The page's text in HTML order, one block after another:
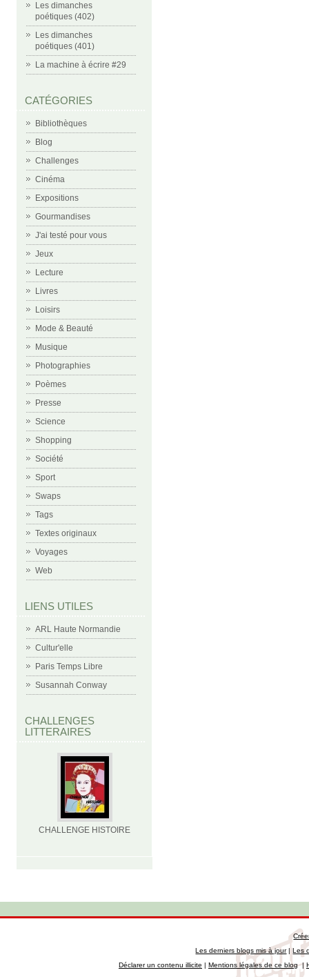
Les dimanches
poétiques (402)
Les dimanches
poétiques (401)
La machine à écrire #29
CATÉGORIES
Bibliothèques
Blog
Challenges
Cinéma
Expositions
Gourmandises
J'ai testé pour vous
Jeux
Lecture
Livres
Loisirs
Mode & Beauté
Musique
Photographies
Poèmes
Presse
Science
Shopping
Société
Sport
Swaps
Tags
Textes originaux
Voyages
Web
LIENS UTILES
ARL Haute Normandie
Cultur'elle
Paris Temps Libre
Susannah Conway
CHALLENGES
LITTERAIRES
CHALLENGE HISTOIRE
Les derniers blogs mis à jour|Les
Déclarer un contenu illicite | Mentions légales de ce blog|